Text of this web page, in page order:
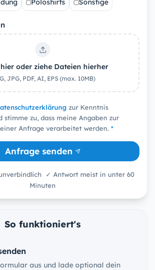
Poloshirts Sonstige
oder ziehe Dateien hierher
JPG, PDF, AI, EPS (max. 10MB)
zur Kenntnis
stimme zu, dass meine Angaben zur
Anfrage verarbeitet werden. *
Anfrage senden
✓ Antwort meist in unter 60
Minuten
So funktioniert's
aus und lade optional dein